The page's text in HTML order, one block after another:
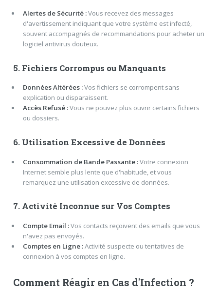
Alertes de Sécurité :Vous recevez des messages
d'avertissement indiquant que votre système est infecté,
souvent accompagnés de recommandations pour acheter un
logiciel antivirus douteux.
5. Fichiers Corrompus ou Manquants
Données Altérées :Vos fichiers se corrompent sans
explication ou disparaissent.
Accès Refusé :Vous ne pouvez plus ouvrir certains fichiers
ou dossiers.
6. Utilisation Excessive de Données
Consommation de Bande Passante :Votre connexion
Internet semble plus lente que d'habitude, et vous
remarquez une utilisation excessive de données.
7. Activité Inconnue sur Vos Comptes
Compte Email :Vos contacts reçoivent des emails que vous
n'avez pas envoyés.
Comptes en Ligne :Activité suspecte ou tentatives de
connexion à vos comptes en ligne.
Comment Réagir en Cas d'Infection ?